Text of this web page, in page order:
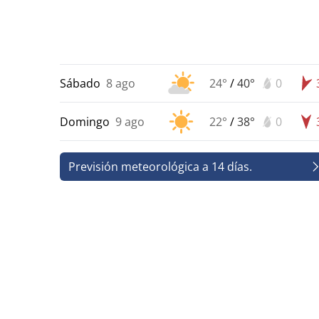
Sábado 8 ago 24° /40° 0
Domingo 9 ago 22° /38° 0
Previsión meteorológica a 14 días.